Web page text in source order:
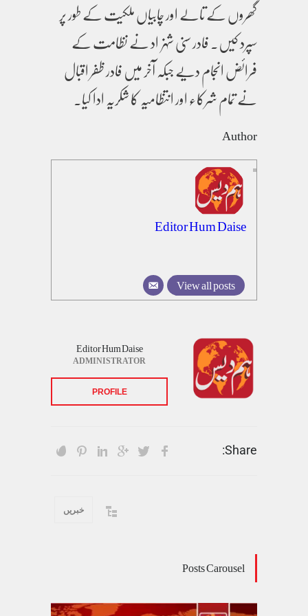
گھروں کے تالے اور چابیاں ملکیت کے طور پر
سپرد کیں۔ فادر سنی شہزاد نے نظامت کے
فرائض انجام دیے جبکہ آخر میں فادر ظفر اقبال
نے تمام شرکاء اور انتظامیہ کا شکریہ ادا کیا۔
Author
Editor Hum Daise
View all posts
Editor Hum Daise
ADMINISTRATOR
PROFILE
Share:
خبریں
Posts Carousel